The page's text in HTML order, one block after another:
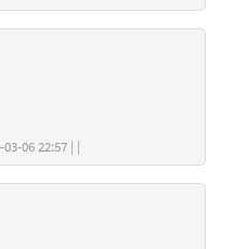
Зочин хэзээ бичсэн: 2019-03-06 22:57 | |